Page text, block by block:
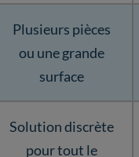
Plusieurs pièces
ou une grande
surface
Solution discrète
pour tout le